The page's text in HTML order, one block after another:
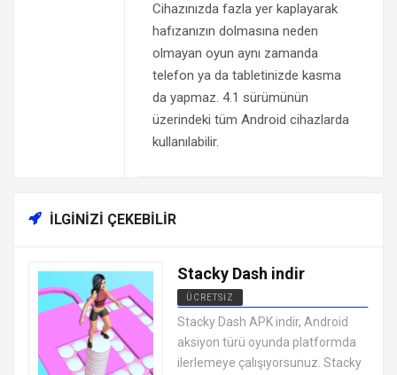
Cihazınızda fazla yer kaplayarak
hafızanızın dolmasına neden
olmayan oyun aynı zamanda
telefon ya da tabletinizde kasma
da yapmaz. 4.1 sürümünün
üzerindeki tüm Android cihazlarda
kullanılabilir.
İLGINIZI ÇEKEBILIR
Stacky Dash indir
ÜCRETSIZ
EN İYI ANDROID APK OYUNLARI
ÜCRETSIZ
Stacky Dash APK indir, Android
aksiyon türü oyunda platformda
ilerlemeye çalışıyorsunuz. Stacky